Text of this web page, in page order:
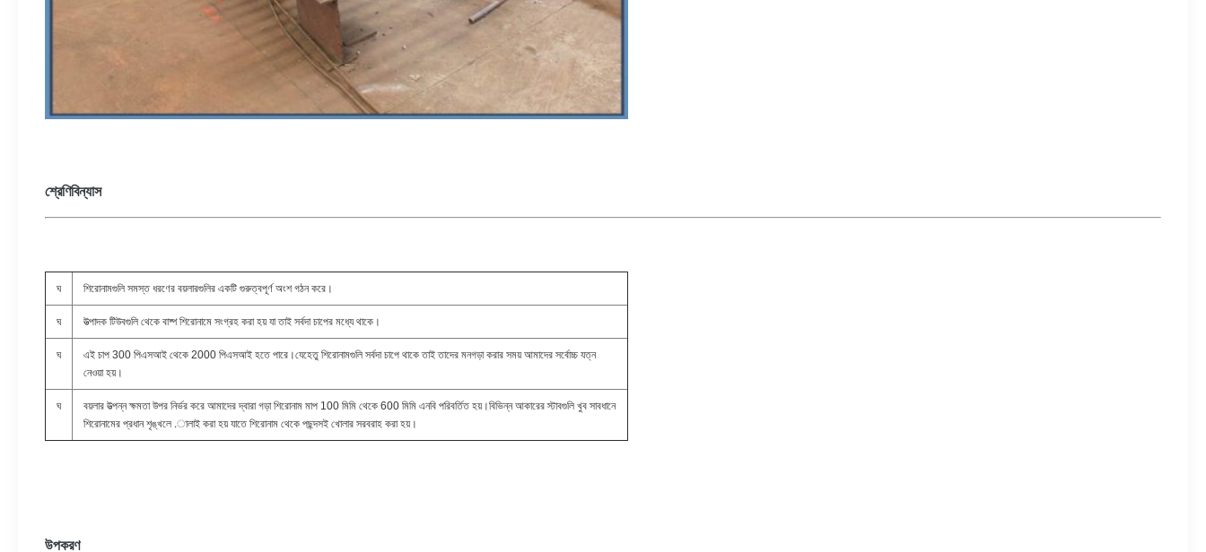
শ্রেণিবিন্যাস
ঘ শিরোনামগুলি সমস্ত ধরণের বয়লারগুলির একটি গুরুত্বপূর্ণ অংশ গঠন করে।
ঘ উত্পাদক টিউবগুলি থেকে বাষ্প শিরোনামে সংগ্রহ করা হয় যা তাই সর্বদা চাপের মধ্যে থাকে।
ঘ
এই চাপ 300 পিএসআই থেকে 2000 পিএসআই হতে পারে।যেহেতু শিরোনামগুলি সর্বদা চাপে থাকে তাই তাদের মনগড়া করার সময় আমাদের সর্বোচ্চ যত্ন
নেওয়া হয়।
ঘ
বয়লার উত্পন্ন ক্ষমতা উপর নির্ভর করে আমাদের দ্বারা গড়া শিরোনাম মাপ 100 মিমি থেকে 600 মিমি এনবি পরিবর্তিত হয়।বিভিন্ন আকারের স্টাবগুলি খুব সাবধানে
শিরোনামের প্রধান শৃঙ্খলে .ালাই করা হয় যাতে শিরোনাম থেকে পছন্দসই খোলার সরবরাহ করা হয়।
উপকরণ